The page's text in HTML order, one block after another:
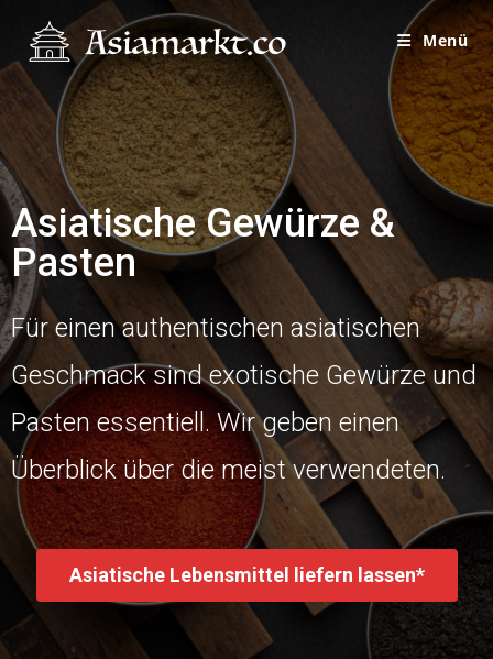
Menü
Asiatische Gewürze &
Pasten
Für einen authentischen asiatischen
Geschmack sind exotische Gewürze und
Pasten essentiell. Wir geben einen
Überblick über die meist verwendeten.
Asiatische Lebensmittel liefern lassen*